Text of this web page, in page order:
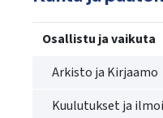
Osallistu ja vaikuta
Arkisto ja Kirjaamo
Kuulutukset ja